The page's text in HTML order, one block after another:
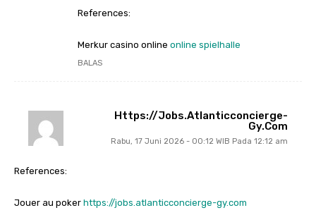
References:
Merkur casino online online spielhalle
BALAS
Https://jobs.atlanticconcierge-
Gy.com
Rabu, 17 Juni 2026 - 00:12 WIB Pada 12:12 am
References:
Jouer au poker https://jobs.atlanticconcierge-gy.com